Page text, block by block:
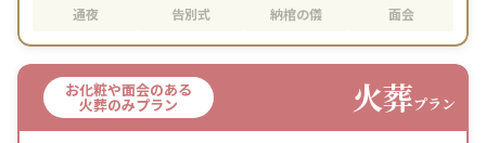
通夜 告別式 納棺の儀 面会
お化粧や面会のある
火葬のみプラン 火葬プラン